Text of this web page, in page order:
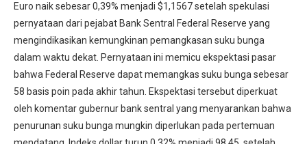
Euro naik sebesar 0,39% menjadi $1,1567 setelah spekulasi
pernyataan dari pejabat Bank Sentral Federal Reserve yang
mengindikasikan kemungkinan pemangkasan suku bunga
dalam waktu dekat. Pernyataan ini memicu ekspektasi pasar
bahwa Federal Reserve dapat memangkas suku bunga sebesar
58 basis poin pada akhir tahun. Ekspektasi tersebut diperkuat
oleh komentar gubernur bank sentral yang menyarankan bahwa
penurunan suku bunga mungkin diperlukan pada pertemuan